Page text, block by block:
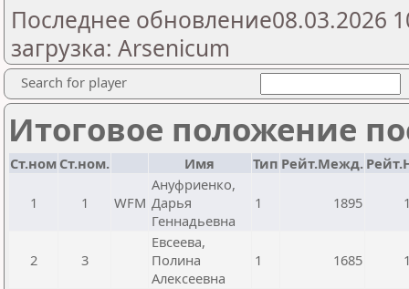
Последнее обновление08.03.2026
загрузка: Arsenicum
Search for player
Итоговое положение
Ст.ном Ст.ном. Имя Тип Рейт.Межд.
1 1 WFM
Ануфриенко,
Дарья
Геннадьевна
1 1895
2 3
Евсеева,
Полина
Алексеевна
1 1685